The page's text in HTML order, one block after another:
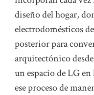
diseño del hogar,
electrodomésticos
posterior para
arquitectónico
un espacio de LG
ese proceso de